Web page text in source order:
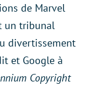
de Marvel
un tribunal
divertissement
et Google à
Copyright